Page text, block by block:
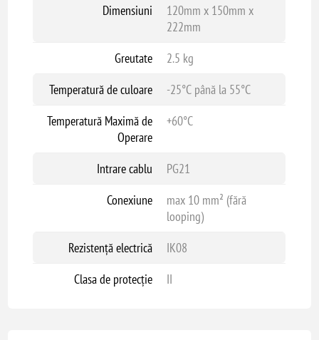
Dimensiuni
120mm x 150mm x
222mm
Greutate
2.5 kg
Temperatură de culoare
-25°C până la 55°C
Temperatură Maximă de
Operare
+60°C
Intrare cablu
PG21
Conexiune
max 10 mm² (fără
looping)
Rezistență electrică
IK08
Clasa de protecție
II